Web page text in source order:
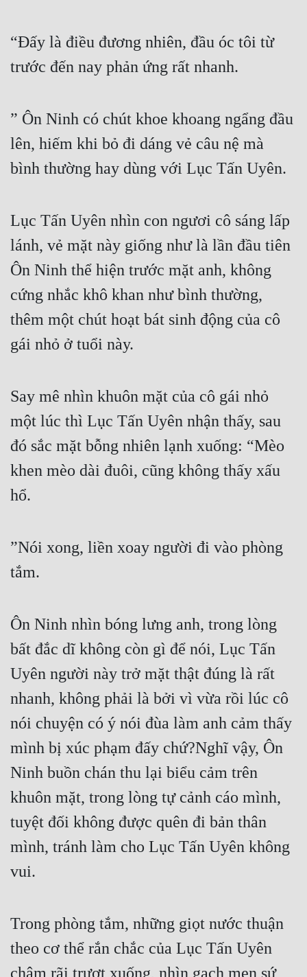
Đông Phương
Đông Phương Huyền Huyễn
Cẩu Đạo Trường Sinh
Ngự Thú
Truyện Nữ
Vô Địch Lưu
Đam Mỹ
Tính Cách Nhân Vật :
Cơ Trí
Sát Phạt Quyết Đoán
“Đấy là điều đương nhiên, đầu óc tôi từ
trước đến nay phản ứng rất nhanh.
” Ôn Ninh có chút khoe khoang ngẩng đầu
lên, hiếm khi bỏ đi dáng vẻ câu nệ mà
bình thường hay dùng với Lục Tấn Uyên.
Lục Tấn Uyên nhìn con ngươi cô sáng lấp
lánh, vẻ mặt này giống như là lần đầu tiên
Ôn Ninh thể hiện trước mặt anh, không
cứng nhắc khô khan như bình thường,
thêm một chút hoạt bát sinh động của cô
gái nhỏ ở tuổi này.
Say mê nhìn khuôn mặt của cô gái nhỏ
một lúc thì Lục Tấn Uyên nhận thấy, sau
đó sắc mặt bỗng nhiên lạnh xuống: “Mèo
khen mèo dài đuôi, cũng không thấy xấu
hổ.
”Nói xong, liền xoay người đi vào phòng
tắm.
Ôn Ninh nhìn bóng lưng anh, trong lòng
bất đắc dĩ không còn gì để nói, Lục Tấn
Uyên người này trở mặt thật đúng là rất
nhanh, không phải là bởi vì vừa rồi lúc cô
nói chuyện có ý nói đùa làm anh cảm thấy
mình bị xúc phạm đấy chứ?Nghĩ vậy, Ôn
Ninh buồn chán thu lại biểu cảm trên
khuôn mặt, trong lòng tự cảnh cáo mình,
tuyệt đối không được quên đi bản thân
mình, tránh làm cho Lục Tấn Uyên không
vui.
Trong phòng tắm, những giọt nước thuận
theo cơ thể rắn chắc của Lục Tấn Uyên
chậm rãi trượt xuống, nhìn gạch men sứ